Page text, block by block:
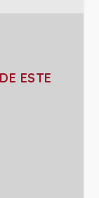
ESTE